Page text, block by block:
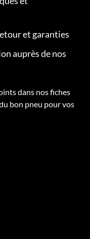
et garanties
auprès de nos
dans nos fiches
bon pneu pour vos